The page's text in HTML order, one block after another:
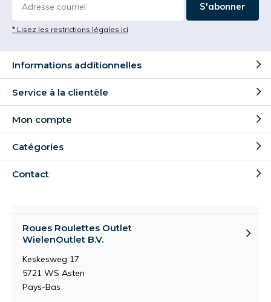
S'abonner
* Lisez les restrictions légales ici
Informations additionnelles
Service à la clientèle
Mon compte
Catégories
Contact
Roues Roulettes Outlet
WielenOutlet B.V.
Keskesweg 17
5721 WS Asten
Pays-Bas